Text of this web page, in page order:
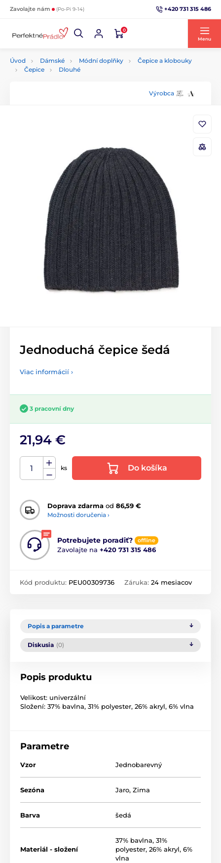
Zavolajte nám (Po-Pi 9-14) +420 731 315 486
0
Menu
Úvod Dámské Módní doplňky
Čepice a klobouky
Čepice
Dlouhé
Výrobca
Jednoduchá čepice šedá
Viac informácií ›
3 pracovní dny
21,94 €
ks Do košíka
Doprava zdarma od 86,59 €
Možnosti doručenia ›
Potrebujete poradiť? offline
Zavolajte na +420 731 315 486
Kód produktu: PEU00309736 Záruka: 24 mesiacov
Popis a parametre
Diskusia (0)
Popis produktu
Velikost: univerzální
Složení: 37% bavlna, 31% polyester, 26% akryl, 6% vlna
Parametre
Vzor Jednobarevný
Sezóna Jaro, Zima
Barva šedá
Materiál - složení
37% bavlna, 31%
polyester, 26% akryl, 6%
vlna